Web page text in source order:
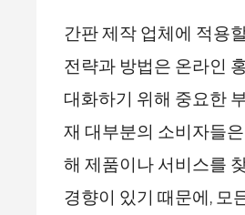
간판 제작 업체에 적용
전략과 방법은 온라인
대화하기 위해 중요한
재 대부분의 소비자들
해 제품이나 서비스를
경향이 있기 때문에, 모